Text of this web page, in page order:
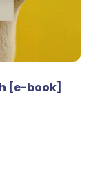
[e-book]